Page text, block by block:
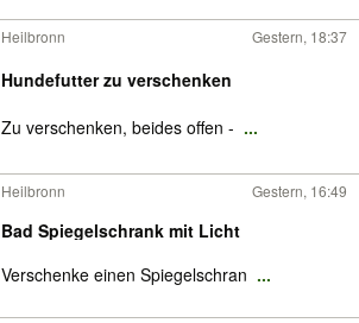
Heilbronn Gestern, 18:37
Hundefutter zu verschenken
Zu verschenken, beides offen - ...
Heilbronn Gestern, 16:49
Bad Spiegelschrank mit Licht
Verschenke einen Spiegelschran ...